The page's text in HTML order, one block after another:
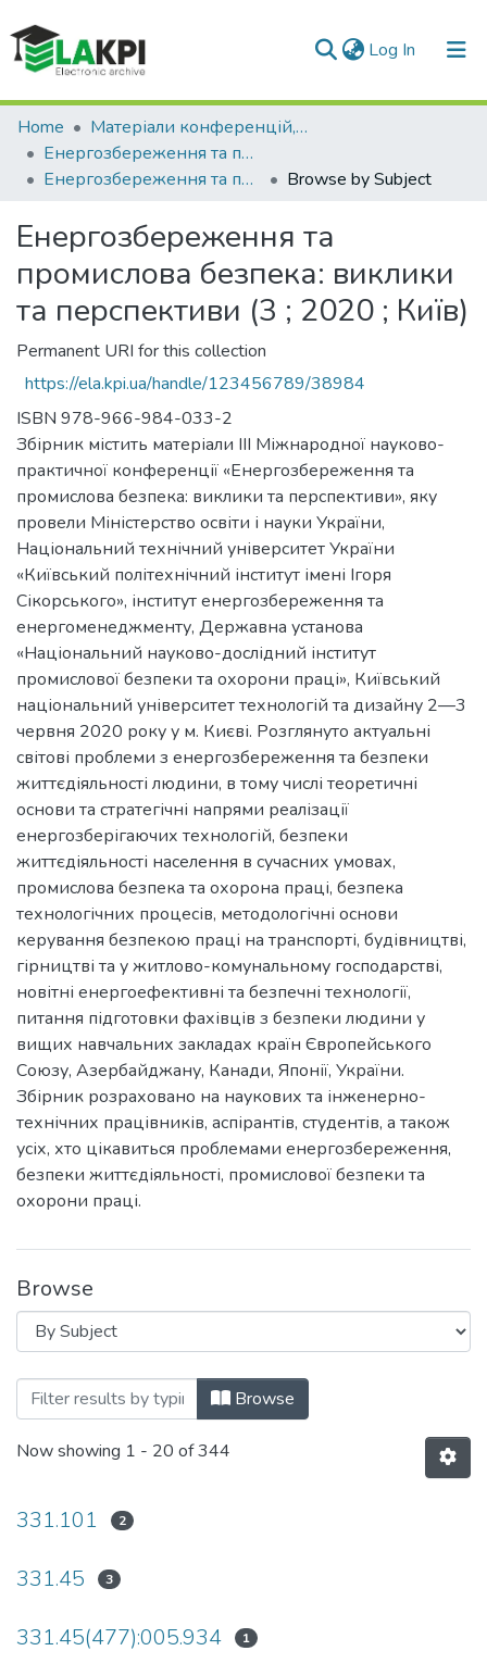
Log In (current)
Communities & Collections
All of DSpace
Home
Матеріали конференцій, семінарів і т.п.
Енергозбереження та промислова безпека: виклики та перспективи
Енергозбереження та промислова безпека: виклики та перспективи (3 ; 2020 ; Київ)
Browse by Subject
Енергозбереження та
промислова безпека: виклики
та перспективи (3 ; 2020 ; Київ)
Permanent URI for this collection
https://ela.kpi.ua/handle/123456789/38984
ISBN 978-966-984-033-2
Збірник містить матеріали III Міжнародної науково-
практичної конференції «Енергозбереження та
промислова безпека: виклики та перспективи», яку
провели Міністерство освіти і науки України,
Національний технічний університет України
«Київський політехнічний інститут імені Ігоря
Сікорського», інститут енергозбереження та
енергоменеджменту, Державна установа
«Національний науково-дослідний інститут
промислової безпеки та охорони праці», Київський
національний університет технологій та дизайну 2—3
червня 2020 року у м. Києві. Розглянуто актуальні
світові проблеми з енергозбереження та безпеки
життєдіяльності людини, в тому числі теоретичні
основи та стратегічні напрями реалізації
енергозберігаючих технологій, безпеки
життєдіяльності населення в сучасних умовах,
промислова безпека та охорона праці, безпека
технологічних процесів, методологічні основи
керування безпекою праці на транспорті, будівництві,
гірництві та у житлово-комунальному господарстві,
новітні енергоефективні та безпечні технології,
питання підготовки фахівців з безпеки людини у
вищих навчальних закладах країн Європейського
Союзу, Азербайджану, Канади, Японії, України.
Збірник розраховано на наукових та інженерно-
технічних працівників, аспірантів, студентів, а також
усіх, хто цікавиться проблемами енергозбереження,
безпеки життєдіяльності, промислової безпеки та
охорони праці.
Browse
Browsing Енергозбереження та
Browse
Now showing 1 - 20 of 344
331.101 2
331.45 3
331.45(477):005.934 1